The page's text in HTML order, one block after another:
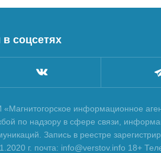
соцсетях
информационное
по надзору в сфере связи,
Запись в реестре
г. почта: info@verstov.info 18+